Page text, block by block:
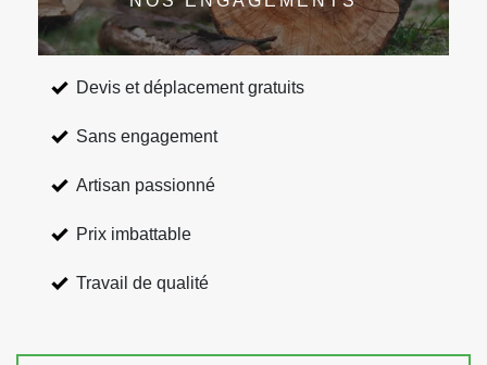
Devis et déplacement gratuits
Sans engagement
Artisan passionné
Prix imbattable
Travail de qualité